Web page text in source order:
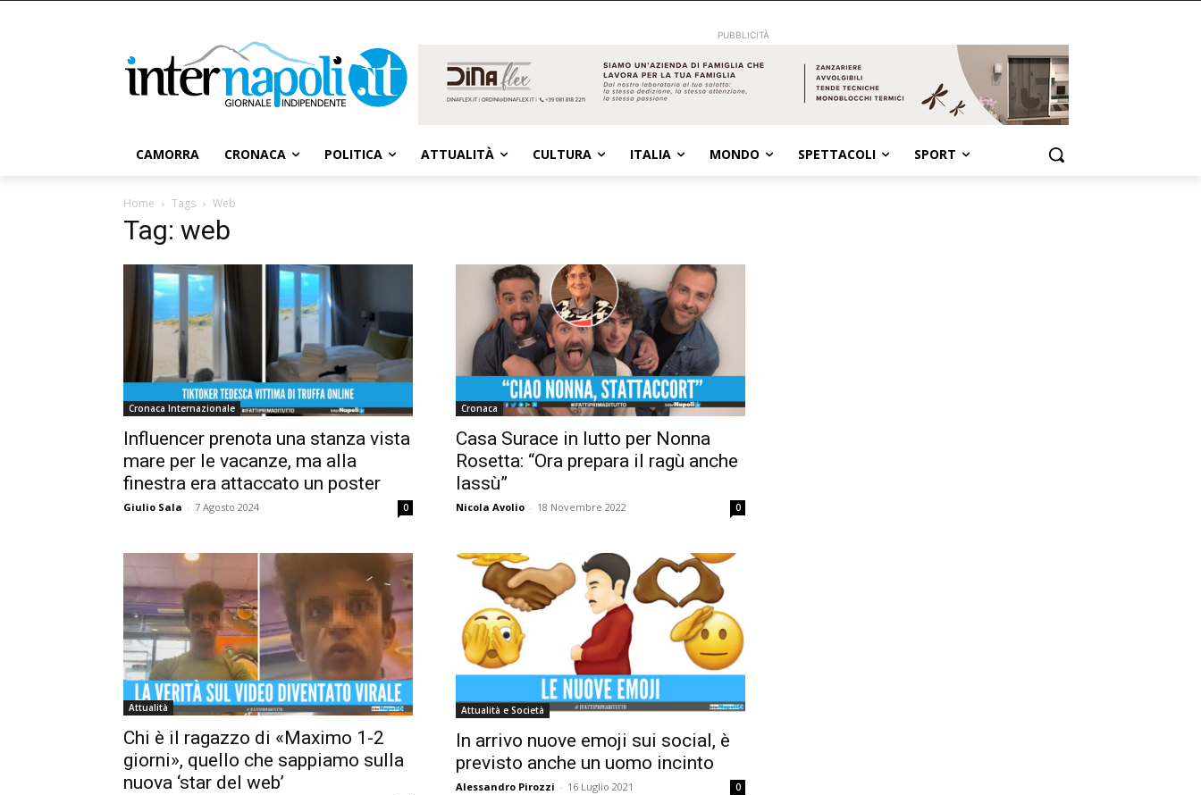
PUBBLICITÀ
CAMORRA CRONACA POLITICA ATTUALITÀ CULTURA ITALIA MONDO SPETTACOLI SPORT
Home Tags Web
Tag: web
Cronaca Internazionale
Influencer prenota una stanza vista
mare per le vacanze, ma alla
finestra era attaccato un poster
Giulio Sala - 7 Agosto 2024 0
Cronaca
Casa Surace in lutto per Nonna
Rosetta: “Ora prepara il ragù anche
lassù”
Nicola Avolio - 18 Novembre 2022 0
Attualità
Chi è il ragazzo di «Maximo 1-2
giorni», quello che sappiamo sulla
nuova ‘star del web’
Attualità e Società
In arrivo nuove emoji sui social, è
previsto anche un uomo incinto
Alessandro Pirozzi - 16 Luglio 2021 0